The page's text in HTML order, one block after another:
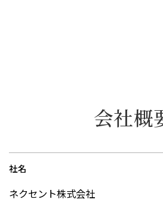
会社概
社名
ネクセント株式会社